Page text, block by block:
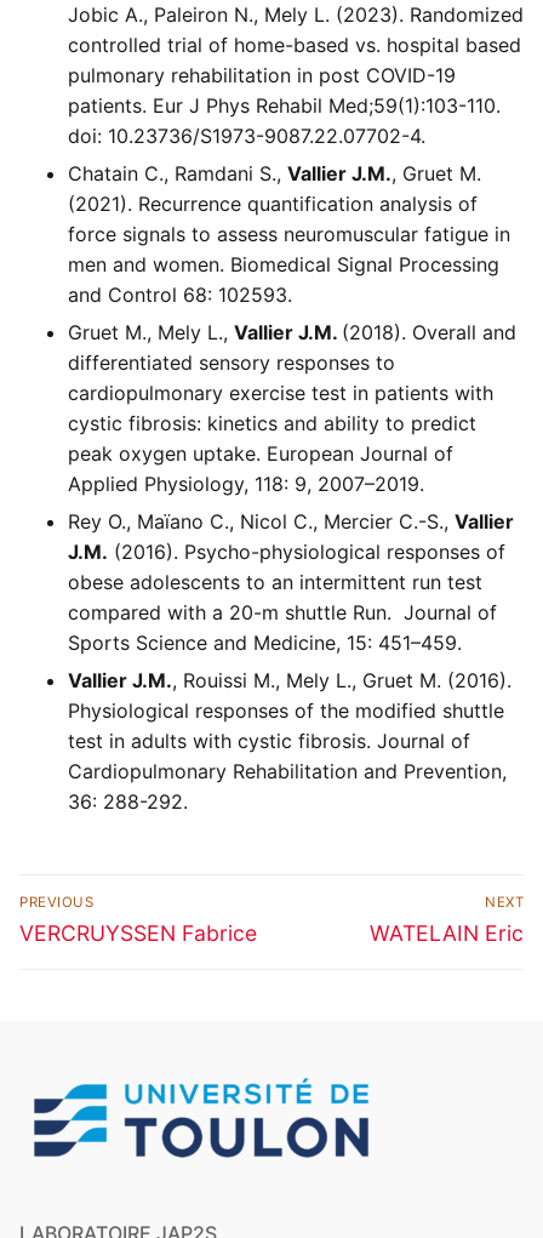
Jobic A., Paleiron N., Mely L. (2023). Randomized
controlled trial of home-based vs. hospital based
pulmonary rehabilitation in post COVID-19
patients. Eur J Phys Rehabil Med;59(1):103-110.
doi: 10.23736/S1973-9087.22.07702-4.
Chatain C., Ramdani S., Vallier J.M., Gruet M.
(2021). Recurrence quantification analysis of
force signals to assess neuromuscular fatigue in
men and women. Biomedical Signal Processing
and Control 68: 102593.
Gruet M., Mely L., Vallier J.M. (2018). Overall and
differentiated sensory responses to
cardiopulmonary exercise test in patients with
cystic fibrosis: kinetics and ability to predict
peak oxygen uptake. European Journal of
Applied Physiology, 118: 9, 2007–2019.
Rey O., Maïano C., Nicol C., Mercier C.-S., Vallier
J.M. (2016). Psycho-physiological responses of
obese adolescents to an intermittent run test
compared with a 20-m shuttle Run. Journal of
Sports Science and Medicine, 15: 451–459.
Vallier J.M., Rouissi M., Mely L., Gruet M. (2016).
Physiological responses of the modified shuttle
test in adults with cystic fibrosis. Journal of
Cardiopulmonary Rehabilitation and Prevention,
36: 288-292.
Navigation
de
PREVIOUS
Previous
VERCRUYSSEN Fabrice
NEXT
Next
WATELAIN Eric
LABORATOIRE JAP2S